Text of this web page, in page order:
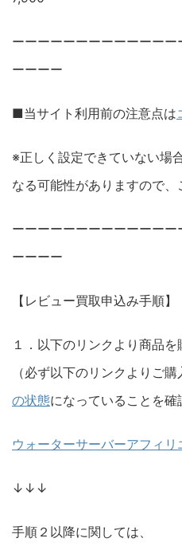
ーーーーーーーーーーーー
ーーーー
■当サイト利用前の注意点は
※正しく設定できていない場
なる可能性がありますので、
ーーーーーーーーーーーー
ーーーー
【レビュー買取申込み手順】
１．以下のリンクより商品を
（必ず以下のリンクよりご
の状態になっていることを確
ウォーターサーバーアフィリ
↓↓↓
手順２以降に関しては、